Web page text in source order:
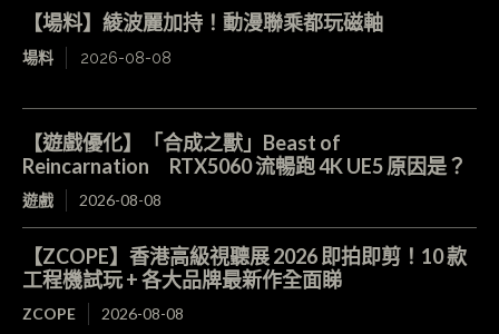
【場料】綾波麗加持！動漫聯乘都玩磁軸
場料 2026-08-08
【遊戲優化】「合成之獸」Beast of
Reincarnation RTX5060 流暢跑 4K UE5 原因是？
遊戲 2026-08-08
【ZCOPE】香港高級視聽展 2026 即拍即剪！10 款
工程機試玩 + 各大品牌最新作全面睇
ZCOPE 2026-08-08